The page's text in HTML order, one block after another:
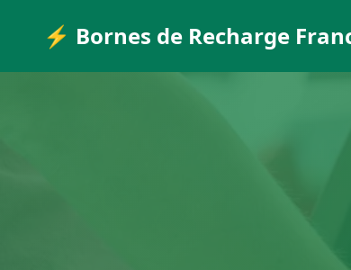
⚡ Bornes de Recharge